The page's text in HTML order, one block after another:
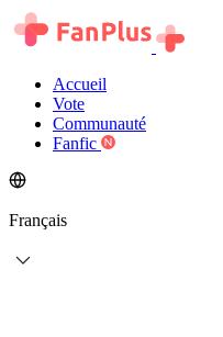
Accueil
Vote
Communauté
Fanfic
Français